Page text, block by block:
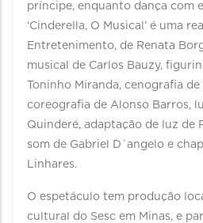
príncipe, enquanto dança com
‘Cinderella, O Musical’ é uma
Entretenimento, de Renata
musical de Carlos Bauzy,
Toninho Miranda, cenografia
coreografia de Alonso Barros,
Quinderé, adaptação de luz de
som de Gabriel D´angelo e
Linhares.
O espetáculo tem produção
cultural do Sesc em Minas, e